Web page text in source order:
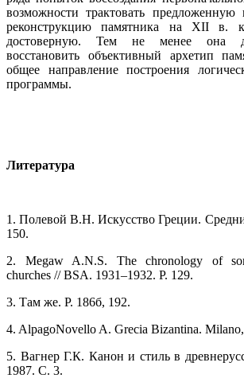
возможности трактовать
реконструкцию памятника на XII в.
достоверную. Тем не менее она
восстановить объективный архетип
общее направление построения
программы.
Литература
1. Полевой В.Н. Искусство Греции.
150.
2. Megaw A.N.S. The chronology of
churches // BSA. 1931–1932. P. 129.
3. Там же. P. 186б, 192.
4. AlpagoNovello A. Grecia Bizantina. Milano,
5. Вагнер Г.К. Канон и стиль в
1987. С. 3.